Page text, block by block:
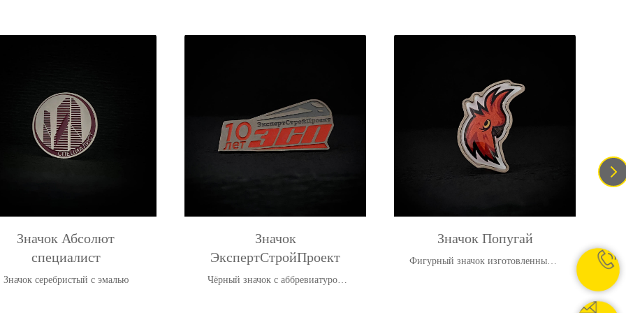
Значок Абсолют
специалист
Значок серебристый с эмалью
Значок
ЭкспертСтройПроект
Чёрный значок с аббревиатурой
Значок Попугай
Фигурный значок изготовленный в